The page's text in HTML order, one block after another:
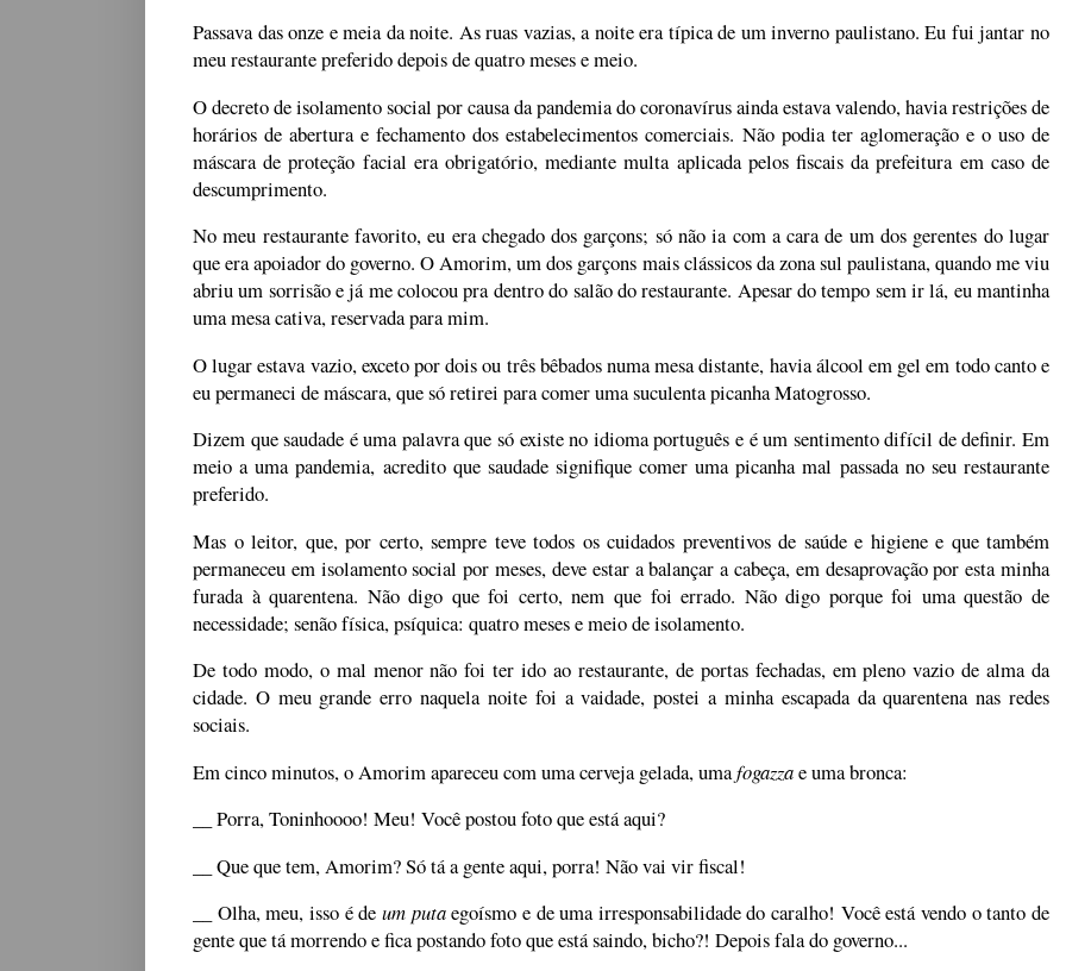
Passava das onze e meia da noite. As ruas vazias, a noite era típica de um inverno paulistano. Eu fui jantar no
meu restaurante preferido depois de quatro meses e meio.
O decreto de isolamento social por causa da pandemia do coronavírus ainda estava valendo, havia restrições de
horários de abertura e fechamento dos estabelecimentos comerciais. Não podia ter aglomeração e o uso de
máscara de proteção facial era obrigatório, mediante multa aplicada pelos fiscais da prefeitura em caso de
descumprimento.
No meu restaurante favorito, eu era chegado dos garçons; só não ia com a cara de um dos gerentes do lugar
que era apoiador do governo. O Amorim, um dos garçons mais clássicos da zona sul paulistana, quando me viu
abriu um sorrisão e já me colocou pra dentro do salão do restaurante. Apesar do tempo sem ir lá, eu mantinha
uma mesa cativa, reservada para mim.
O lugar estava vazio, exceto por dois ou três bêbados numa mesa distante, havia álcool em gel em todo canto e
eu permaneci de máscara, que só retirei para comer uma suculenta picanha Matogrosso.
Dizem que saudade é uma palavra que só existe no idioma português e é um sentimento difícil de definir. Em
meio a uma pandemia, acredito que saudade signifique comer uma picanha mal passada no seu restaurante
preferido.
Mas o leitor, que, por certo, sempre teve todos os cuidados preventivos de saúde e higiene e que também
permaneceu em isolamento social por meses, deve estar a balançar a cabeça, em desaprovação por esta minha
furada à quarentena. Não digo que foi certo, nem que foi errado. Não digo porque foi uma questão de
necessidade; senão física, psíquica: quatro meses e meio de isolamento.
De todo modo, o mal menor não foi ter ido ao restaurante, de portas fechadas, em pleno vazio de alma da
cidade. O meu grande erro naquela noite foi a vaidade, postei a minha escapada da quarentena nas redes
sociais.
Em cinco minutos, o Amorim apareceu com uma cerveja gelada, umafogazzae uma bronca:
__ Porra, Toninhoooo! Meu! Você postou foto que está aqui?
__ Que que tem, Amorim? Só tá a gente aqui, porra! Não vai vir fiscal!
__ Olha, meu, isso é de um putaegoísmo e de uma irresponsabilidade do caralho! Você está vendo o tanto de
gente que tá morrendo e fica postando foto que está saindo, bicho?! Depois fala do governo...